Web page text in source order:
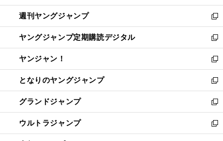
開
く
ウ
で
開
く
ン
ド
ウ
で
開
く
ウ
ィ
ン
ド
ウ
で
開
く
週刊ヤングジャンプ
新
し
い
ウ
ィ
ン
ド
ウ
で
開
く
ヤングジャンプ定期購読デジタル
新
し
い
ウ
ィ
ン
ド
ウ
で
開
ヤンジャン！
新
し
い
ウ
ィ
ン
ド
ウ
となりのヤングジャンプ
新
し
い
ウ
ィ
ン
グランドジャンプ
新
し
い
ウ
ウルトラジャンプ
新
し